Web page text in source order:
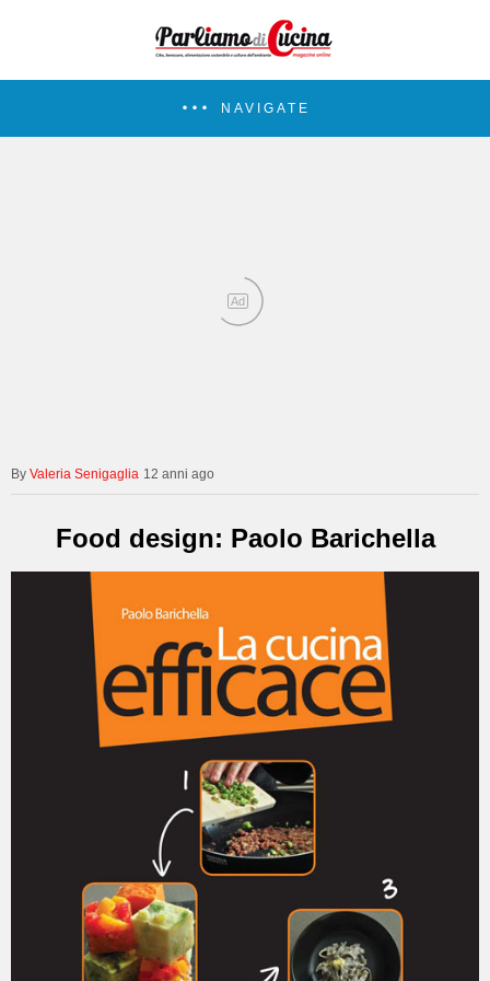
NAVIGATE
Ad
Valeria Senigaglia 12 anni ago
Food design: Paolo Barichella